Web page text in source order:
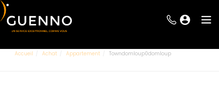
Accueil Achat Appartement Towndomloup0domloup